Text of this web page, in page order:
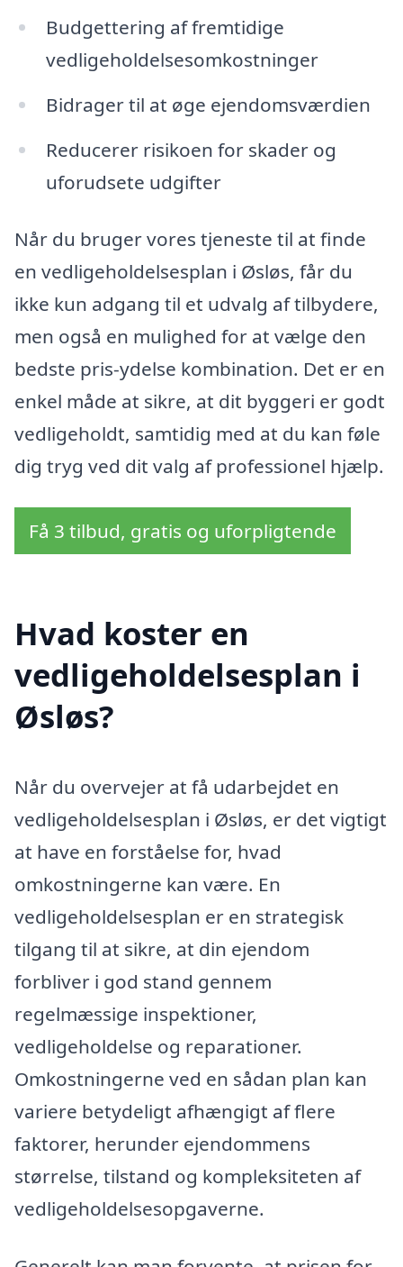
Budgettering af fremtidige
vedligeholdelsesomkostninger
Bidrager til at øge ejendomsværdien
Reducerer risikoen for skader og
uforudsete udgifter
Når du bruger vores tjeneste til at finde
en vedligeholdelsesplan i Øsløs, får du
ikke kun adgang til et udvalg af tilbydere,
men også en mulighed for at vælge den
bedste pris-ydelse kombination. Det er en
enkel måde at sikre, at dit byggeri er godt
vedligeholdt, samtidig med at du kan føle
dig tryg ved dit valg af professionel hjælp.
Få 3 tilbud, gratis og uforpligtende
Hvad koster en
vedligeholdelsesplan i
Øsløs?
Når du overvejer at få udarbejdet en
vedligeholdelsesplan i Øsløs, er det vigtigt
at have en forståelse for, hvad
omkostningerne kan være. En
vedligeholdelsesplan er en strategisk
tilgang til at sikre, at din ejendom
forbliver i god stand gennem
regelmæssige inspektioner,
vedligeholdelse og reparationer.
Omkostningerne ved en sådan plan kan
variere betydeligt afhængigt af flere
faktorer, herunder ejendommens
størrelse, tilstand og kompleksiteten af
vedligeholdelsesopgaverne.